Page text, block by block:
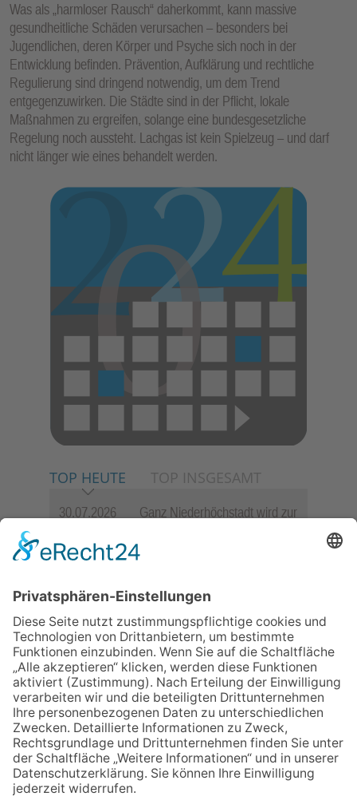
Was als „harmloser Rausch“ daherkommt, kann massive
gesundheitliche Schäden verursachen – besonders bei
Jugendlichen, deren Körper und Psyche sich noch in der
Entwicklung befinden. Prävention, Aufklärung und rechtliche
Regulierung sind dringend notwendig, um dem Trend
entgegenzuwirken. Die Städte sind in der Pflicht, lokale
Maßnahmen zu ergreifen, solange eine bundesgesetzliche
Regelung noch aussteht. Lachgas ist kein Spielzeug – und darf
nicht länger wie eines behandelt werden.
TOP HEUTE TOP INSGESAMT
30.07.2026
Ganz Niederhöchstadt wird zur
06.08.2026
Jugendchor Hochtaunus
Programm „Changes“
mit Werken von Walter
Wachsmuth
09.07.2026
Wasserampel steht auf Gelb:
Stadt ruft zum Wassersparen
auf
23.07.2026
Zwischen Fachwerk, Wein und
Sommerabend: Der Rettershof
lädt wieder zum Weinfest ein